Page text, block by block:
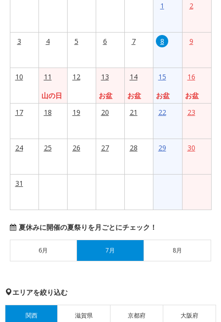
1 2
3 4 5 6 7 8 9
10
11
山の日
12
13
お盆
14
お盆
15
お盆
16
お盆
17
18 19 20 21 22 23
24 25 26 27 28 29 30
31
夏休みに開催の夏祭りを月ごとにチェック！
6月 7月 8月
エリアを絞り込む
関西 滋賀県 京都府 大阪府